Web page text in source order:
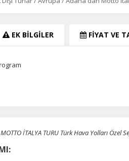
EK BİLGİLER FİYAT VE
İTALYA TURU Türk Hava Yolları